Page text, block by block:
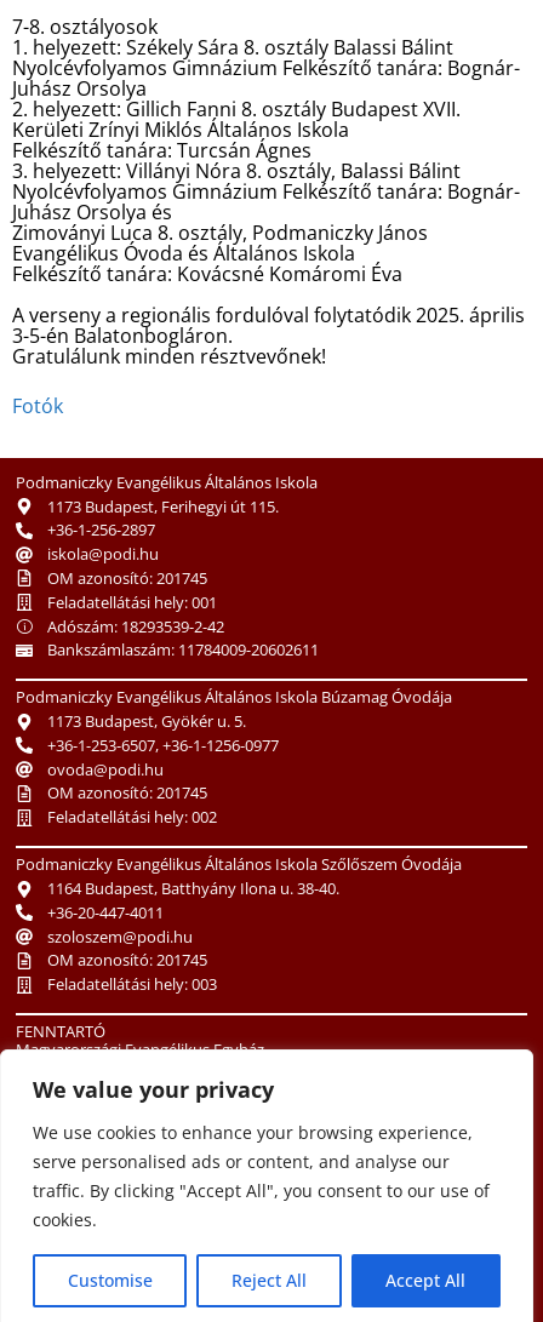
We value your privacy
We use cookies to enhance your browsing experience,
serve personalised ads or content, and analyse our
traffic. By clicking "Accept All", you consent to our use of
cookies.
Customise Reject All Accept All
7-8. osztályosok
1. helyezett: Székely Sára 8. osztály Balassi Bálint
Nyolcévfolyamos Gimnázium Felkészítő tanára: Bognár-
Juhász Orsolya
2. helyezett: Gillich Fanni 8. osztály Budapest XVII.
Kerületi Zrínyi Miklós Általános Iskola
Felkészítő tanára: Turcsán Ágnes
3. helyezett: Villányi Nóra 8. osztály, Balassi Bálint
Nyolcévfolyamos Gimnázium Felkészítő tanára: Bognár-
Juhász Orsolya és
Zimoványi Luca 8. osztály, Podmaniczky János
Evangélikus Óvoda és Általános Iskola
Felkészítő tanára: Kovácsné Komáromi Éva
A verseny a regionális fordulóval folytatódik 2025. április
3-5-én Balatonbogláron.
Gratulálunk minden résztvevőnek!
Fotók
Podmaniczky Evangélikus Általános Iskola
1173 Budapest, Ferihegyi út 115.
+36-1-256-2897
iskola@podi.hu
OM azonosító: 201745
Feladatellátási hely: 001
Adószám: 18293539-2-42
Bankszámlaszám: 11784009-20602611
Podmaniczky Evangélikus Általános Iskola Búzamag Óvodája
1173 Budapest, Gyökér u. 5.
+36-1-253-6507, +36-1-1256-0977
ovoda@podi.hu
OM azonosító: 201745
Feladatellátási hely: 002
Podmaniczky Evangélikus Általános Iskola Szőlőszem Óvodája
1164 Budapest, Batthyány Ilona u. 38-40.
+36-20-447-4011
szoloszem@podi.hu
OM azonosító: 201745
Feladatellátási hely: 003
FENNTARTÓ
Magyarországi Evangélikus Egyház
+36-1-486-3513
oktatas@lutheran.hu
Copyright © 2012 Podmaniczky János Evangélikus Óvoda és Általános
Iskola -- Minden jog fenntartva.